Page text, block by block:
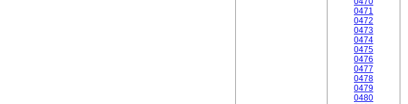
0471
0472
0473
0474
0475
0476
0477
0478
0479
0480